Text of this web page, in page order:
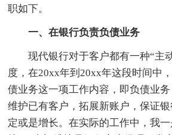
职如下。
一、在银行负责负债业务
现代银行对于客户都有一种“主
度，在20xx年到20xx年这段时间中
债业务这一项工作内容，即负债业务
维护已有客户，拓展新账户，保证
定或是增长。在实际的工作中，我